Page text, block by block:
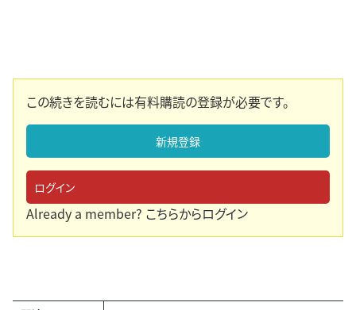
この続きを読むには有料購読の登録が必要です。
新規登録
ログイン
Already a member? こちらからログイン